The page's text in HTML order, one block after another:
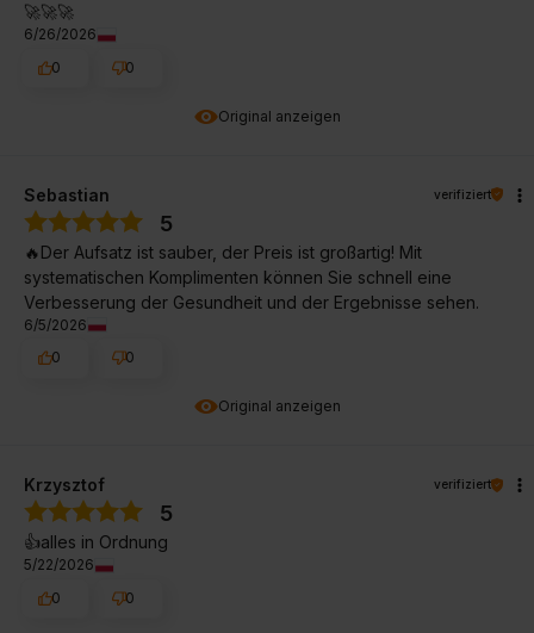
Original anzeigen
🚀🚀🚀
6/26/2026
0
0
Original anzeigen
Sebastian verifiziert
5
🔥Der Aufsatz ist sauber, der Preis ist großartig! Mit
systematischen Komplimenten können Sie schnell eine
Verbesserung der Gesundheit und der Ergebnisse sehen.
6/5/2026
0
0
Krzysztof verifiziert
5
👍️alles in Ordnung
5/22/2026
0
0